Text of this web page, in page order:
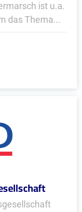
ist u.a.
das Thema...